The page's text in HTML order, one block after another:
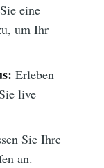
eine
um Ihr
Erleben
live
Sie Ihre
an.